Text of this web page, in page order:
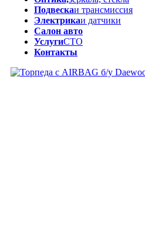
Подвескаи трансмиссия
Электрикаи датчики
Салон авто
УслугиСТО
Контакты